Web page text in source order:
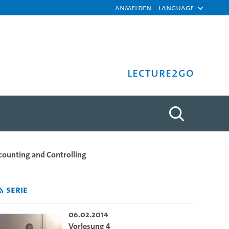
Anmelden Language
Lecture2Go
Hamburg
and Controlling
Serie
06.02.2014
Vorlesung 4